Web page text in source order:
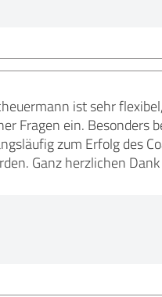
ist sehr
Fragen ein. Besonders
zum Erfolg des
Ganz herzlichen